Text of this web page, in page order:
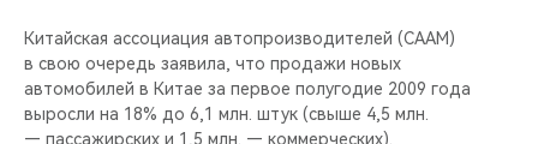
НАШИ МЕРОПРИЯТИЯ
CHERY ДЛЯ ДЕТЕЙ
Китайская ассоциация автопроизводителей (CAAM)
в свою очередь заявила, что продажи новых
автомобилей в Китае за первое полугодие 2009 года
выросли на 18% до 6,1 млн. штук (свыше 4,5 млн.
— пассажирских и 1,5 млн. — коммерческих).